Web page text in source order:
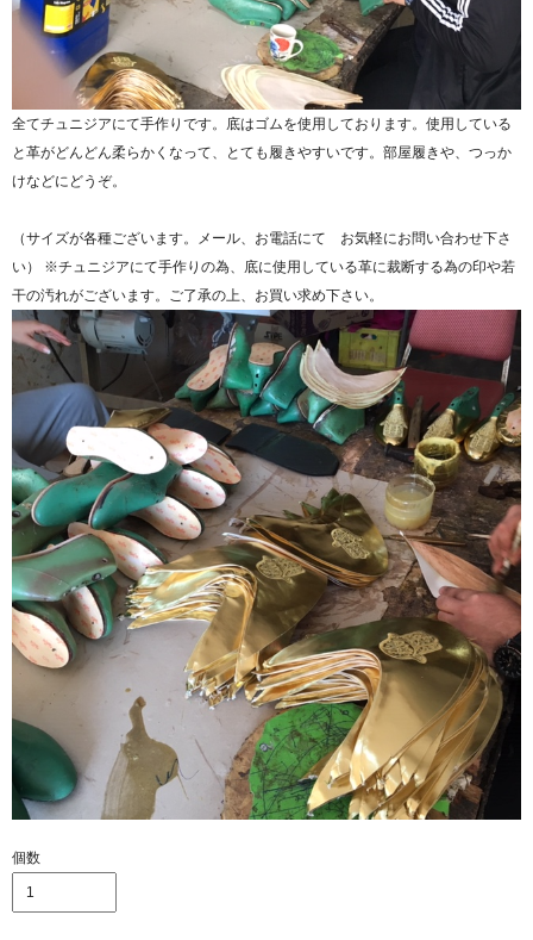
全てチュニジアにて手作りです。底はゴムを使用しております。使用している
と革がどんどん柔らかくなって、とても履きやすいです。部屋履きや、つっか
けなどにどうぞ。
（サイズが各種ございます。メール、お電話にて お気軽にお問い合わせ下さ
い） ※チュニジアにて手作りの為、底に使用している革に裁断する為の印や若
干の汚れがございます。ご了承の上、お買い求め下さい。
個数